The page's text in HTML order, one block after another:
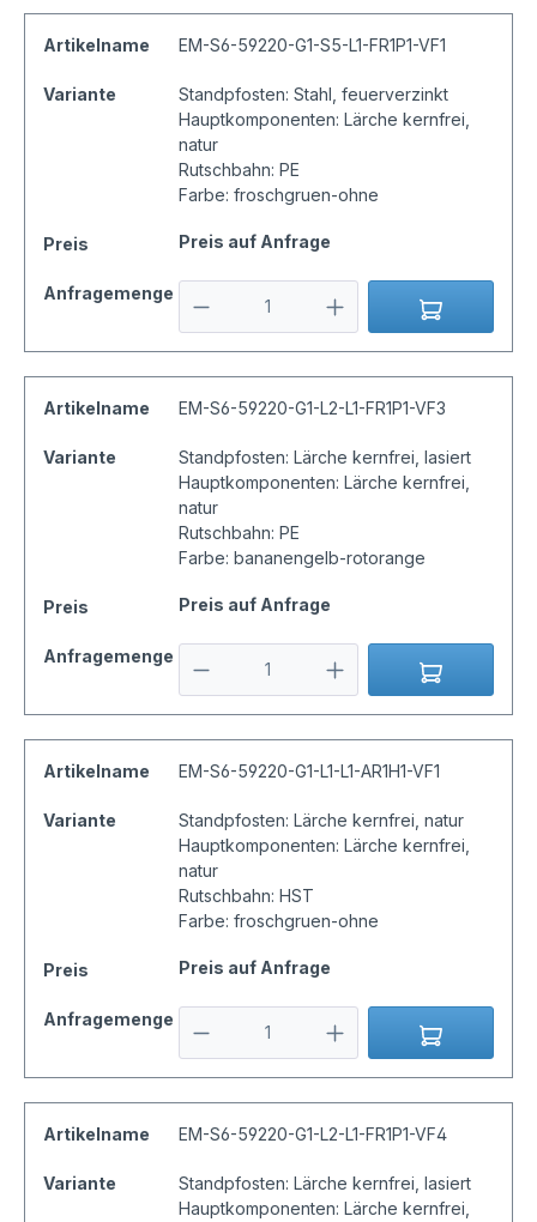
Artikelname EM-S6-59220-G1-S5-L1-FR1P1-VF1
Variante
Standpfosten: Stahl, feuerverzinkt
Hauptkomponenten: Lärche kernfrei,
natur
Rutschbahn: PE
Farbe: froschgruen-ohne
Preis Preis auf Anfrage
Anfragemenge
Artikelname EM-S6-59220-G1-L2-L1-FR1P1-VF3
Variante
Standpfosten: Lärche kernfrei, lasiert
Hauptkomponenten: Lärche kernfrei,
natur
Rutschbahn: PE
Farbe: bananengelb-rotorange
Preis Preis auf Anfrage
Anfragemenge
Artikelname EM-S6-59220-G1-L1-L1-AR1H1-VF1
Variante
Standpfosten: Lärche kernfrei, natur
Hauptkomponenten: Lärche kernfrei,
natur
Rutschbahn: HST
Farbe: froschgruen-ohne
Preis Preis auf Anfrage
Anfragemenge
Artikelname EM-S6-59220-G1-L2-L1-FR1P1-VF4
Variante
Standpfosten: Lärche kernfrei, lasiert
Hauptkomponenten: Lärche kernfrei,